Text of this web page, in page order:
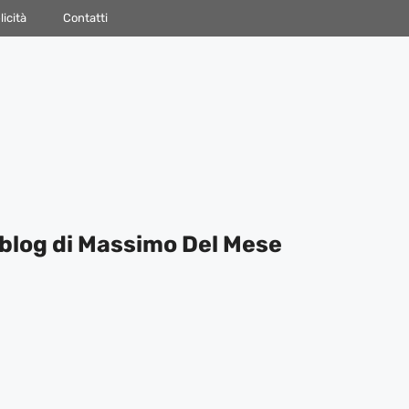
Contatti
di Massimo Del Mese